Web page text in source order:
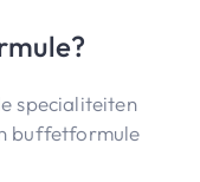
specialiteiten
buffetformule